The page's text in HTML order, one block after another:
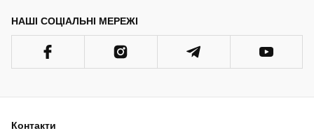
НАШІ СОЦІАЛЬНІ МЕРЕЖІ
Контакти